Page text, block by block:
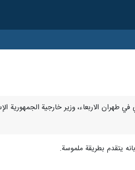
في طهران الاربعاء، وزير خارجية الجمهورية
يتقدم بطريقة ملموسة.